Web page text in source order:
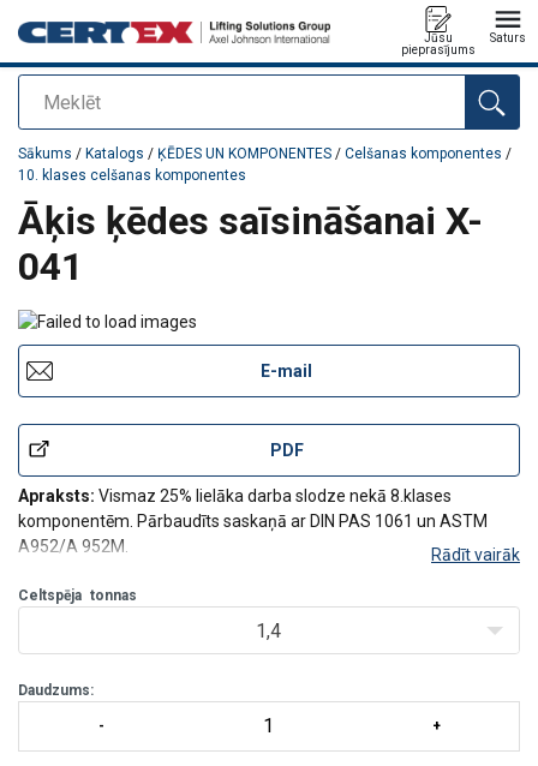
Meklēt
Jūsu
pieprasījums
Saturs
Pievienots jūsu pasūtījumam
Sākums / Katalogs / ĶĒDES UN KOMPONENTES / Celšanas komponentes /
10. klases celšanas komponentes
Āķis ķēdes saīsināšanai X-
041
E-mail
PDF
Apraksts: Vismaz 25% lielāka darba slodze nekā 8.klases
komponentēm. Pārbaudīts saskaņā ar DIN PAS 1061 un ASTM
A952/A 952M.
Rādīt vairāk
Celtspēja tonnas
1,4
Daudzums: